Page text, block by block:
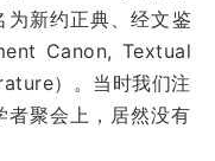
为新约正典、经文鉴
Canon, Textual
）。当时我们注
者聚会上，居然没有